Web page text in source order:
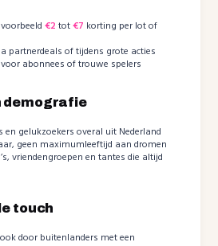
€2 tot€7 korting per lot of
partnerdeals of tijdens grote acties
abonnees of trouwe spelers
demografie
en gelukzoekers overal uit Nederland
geen maximumleeftijd aan dromen
vriendengroepen en tantes die altijd
touch
door buitenlanders met een